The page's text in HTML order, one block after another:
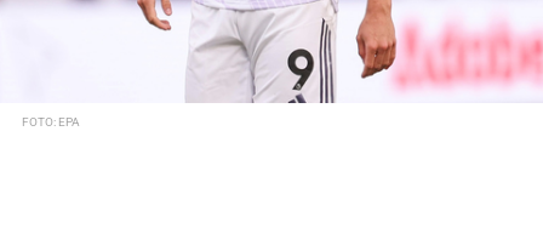
FOTO: EPA